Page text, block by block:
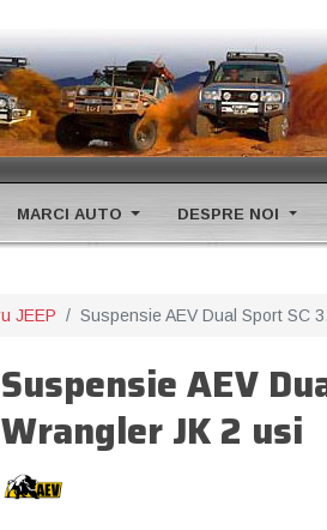
MARCI AUTO DESPRE NOI
JEEP Suspensie AEV Dual Sport SC
Suspensie AEV
Wrangler JK 2 usi